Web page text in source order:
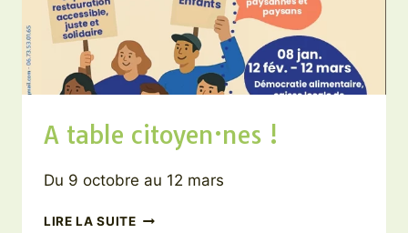
A table citoyen·nes !
Du 9 octobre au 12 mars
LIRE LA SUITEA